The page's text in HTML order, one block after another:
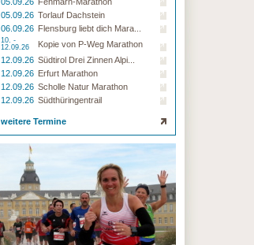
05.09.26 Torlauf Dachstein
06.09.26 Flensburg liebt dich Mara...
10. -
12.09.26
Kopie von P-Weg Marathon
12.09.26 Südtirol Drei Zinnen Alpi...
12.09.26 Erfurt Marathon
12.09.26 Scholle Natur Marathon
12.09.26 Südthüringentrail
weitere Termine